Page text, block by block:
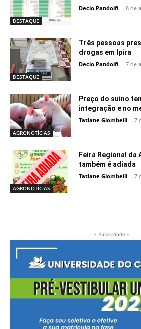
DESTAQUE
Decio Pandolfi - 8 de
DESTAQUE
Três pessoas
drogas em Ipira
Decio Pandolfi - 7 de
AGRONOTÍCIAS
Preço do suíno
integração e no
Tatiane Giombelli - 7
AGRONOTÍCIAS
Feira Regional da
também é adiada
Tatiane Giombelli - 7
- Publicidade -